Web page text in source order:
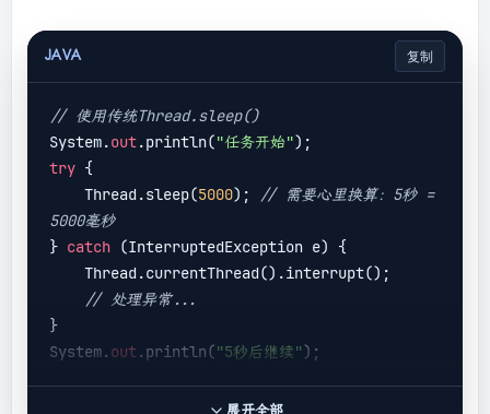
Logger.warn("Delay was interrupted.", e);
// 根据业务需求，可以选择继续执行或抛
出运行时异常
        }
    }
// 高级功能示例：指数退避重试延迟
public static
delayWithExponentialBackoff
long baseDelayMs) {
long delayMs = (long) (baseDelayMs *
JAVA 复制
// 使用传统Thread.sleep()
System.out.println("任务开始"
try {
    Thread.sleep(
5000);
// 需要心里换算：5秒 =
5000毫秒
} catch (InterruptedException e) {
// 处理异常...
}
System. out .println("5秒后继续");
// 使用DelayUtils工具类展开全部